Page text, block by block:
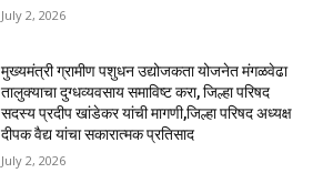
July 2, 2026
मुख्यमंत्री ग्रामीण पशुधन उद्योजकता योजनेत मंगळवेढा
तालुक्याचा दुग्धव्यवसाय समाविष्ट करा, जिल्हा परिषद
सदस्य प्रदीप खांडेकर यांची मागणी,जिल्हा परिषद अध्यक्ष
दीपक वैद्य यांचा सकारात्मक प्रतिसाद
July 2, 2026